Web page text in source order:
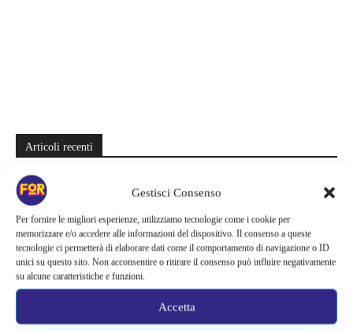
Gestisci Consenso
Per fornire le migliori esperienze, utilizziamo tecnologie come i cookie per
memorizzare e/o accedere alle informazioni del dispositivo. Il consenso a queste
tecnologie ci permetterà di elaborare dati come il comportamento di navigazione o ID
unici su questo sito. Non acconsentire o ritirare il consenso può influire negativamente
su alcune caratteristiche e funzioni.
Accetta
Articoli recenti
Monster affronta il caso Lizzie Borden, Netflix svela data e prime
immagini: cosa anticipano sulla nuova stagione
Ready Player Two torna a dare segnali di vita | Zak Penn conferma il
lavoro sul sequel: cosa manca per far partire il film
Sky e NOW svelano le uscite di agosto 2026 | Serie, film e
documentari in arrivo: i titoli da non perdere
Spider-Man: Brand New Day riapre una vecchia ferita | Il finale